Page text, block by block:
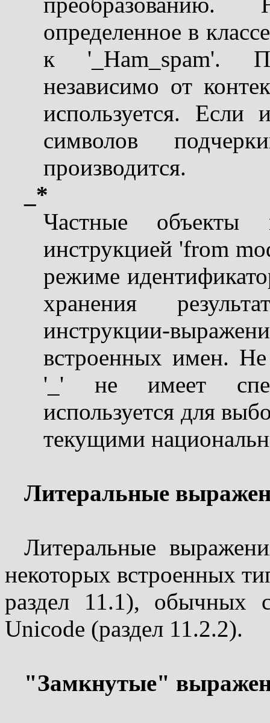
определенное в
к '_Ham_spam'.
независимо от
используется. Если
символов
производится.
_*
Частные объекты
инструкцией 'from
режиме
хранения
инструкции-
встроенных имен.
'_' не имеет
используется для
текущими
Литеральные
Литеральные
некоторых встроенных
раздел 11.1), обычных
Unicode (раздел 11.2.2).
"Замкнутые"